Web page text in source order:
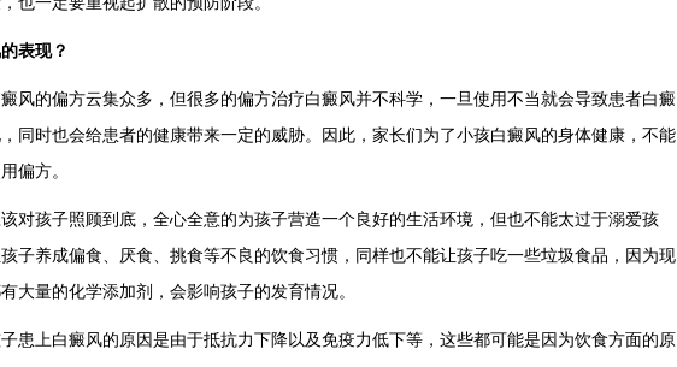
表现？
风的偏方云集众多，但很多的偏方治疗白癜风并不科学，一旦使用不当就会导致患者白癜
同时也会给患者的健康带来一定的威胁。因此，家长们为了小孩白癜风的身体健康，不能
偏方。
对孩子照顾到底，全心全意的为孩子营造一个良好的生活环境，但也不能太过于溺爱孩
子养成偏食、厌食、挑食等不良的饮食习惯，同样也不能让孩子吃一些垃圾食品，因为现
大量的化学添加剂，会影响孩子的发育情况。
患上白癜风的原因是由于抵抗力下降以及免疫力低下等，这些都可能是因为饮食方面的原